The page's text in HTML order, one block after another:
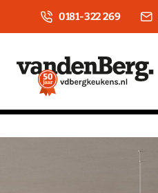
naar
0181-322 269